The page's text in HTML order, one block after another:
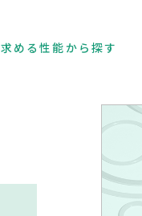
求める性能から探す